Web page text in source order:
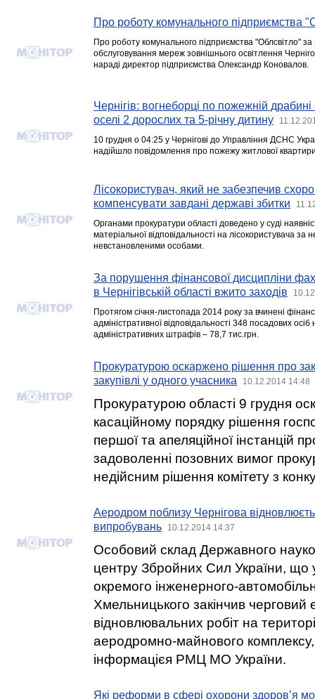
Про роботу комунального підприємства
Про роботу комунального підприємства "Облсвітло" за
обслуговування мереж зовнішнього освітлення
нараді директор підприємства Олександр Коновалов.
Чернігів: вогнеборці по пожежній
оселі 2 дорослих та 5-річну дитину
10 грудня о 04:25 у Чернігові до Управління ДСНС
надійшло повідомлення про пожежу житлової
Лісокористувач, який не забезпечив
компенсувати завдані державі збитки
Органами прокуратури області доведено у суді
матеріальної відповідальності на лісокористувача за
невстановленими особами.
За порушення фінансової дисципліни
в Чернігівській області вжито заходів
Протягом січня-листопада 2014 року за вчинені
адміністративної відповідальності 348 посадових
адміністративних штрафів – 78,7 тис.грн.
Прокуратурою оскаржено рішення про
закупівлі у одного учасника
10.12.2014 14:48
Прокуратурою області 9 грудня
касаційному порядку рішення
першої та апеляційної інстанцій
задоволенні позовних вимог
недійсним рішення комітету з
Аеродром поблизу Чернігова
випробувань
10.12.2014 14:37
Особовий склад Державного
центру Збройних Сил України, що
окремого інженерного-
Хмельницького закінчив черговий
відновлювальних робіт на
аеродромно-майнового
інформацієя РМЦ МО України.
Які реформи в сфері охорони здоров’я